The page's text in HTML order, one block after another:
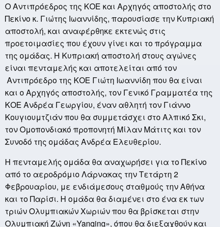
Ο Αντιπρόεδρος της ΚΟΕ και Αρχηγός αποστολής στο
Πεκίνο κ. Γιώτης Ιωαννίδης, παρουσίασε την Κυπριακή
αποστολή, και αναφέρθηκε εκτενώς στις
προετοιμασίες που έχουν γίνει και το πρόγραμμα
της ομάδας. Η Κυπριακή αποστολή στους αγώνες
είναι πενταμελής και αποτελείται από τον
Αντιπρόεδρο της ΚΟΕ Γιώτη Ιωαννίδη που θα είναι
και ο Αρχηγός αποστολής, τον Γενικό Γραμματέα της
ΚΟΕ Ανδρέα Γεωργίου, έναν αθλητή τον Γιάννο
Κουγιουμτζιάν που θα συμμετάσχει στο Αλπικό Σκι,
τον Ομοπονδιακό προπονητή Μίλαν Μάτιτς και τον
Συνοδό της ομάδας Ανδρέα Ελευθερίου.
Η πενταμελής ομάδα θα αναχωρήσει για το Πεκίνο
από το αεροδρόμιο Λάρνακας την Τετάρτη 2
Φεβρουαρίου, με ενδιάμεσους σταθμούς την Αθήνα
και το Παρίσι. Η ομάδα θα διαμένει στο ένα εκ των
τριών Ολυμπιακών Χωριών που θα βρίσκεται στην
Ολυμπιακή Ζώνη «Yanqing», όπου θα διεξαχθούν και